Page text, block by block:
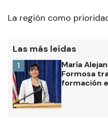
La región como
Las más leídas
María
Formosa
formación
1